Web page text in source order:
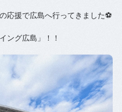
応援で広島へ行ってきました⚽
ング広島」！！